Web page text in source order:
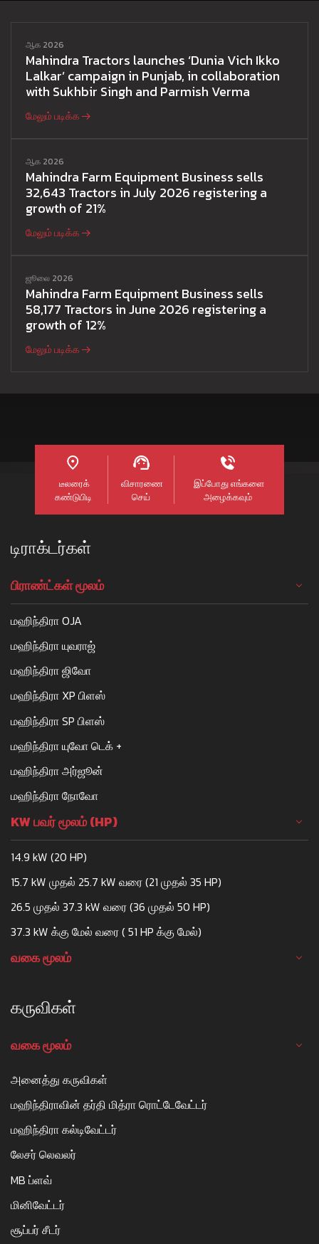
ஆக 2026
Mahindra Tractors launches ‘Dunia Vich Ikko
Lalkar’ campaign in Punjab, in collaboration
with Sukhbir Singh and Parmish Verma
மேலும் படிக்க
ஆக 2026
Mahindra Farm Equipment Business sells
32,643 Tractors in July 2026 registering a
growth of 21%
மேலும் படிக்க
ஜூலை 2026
Mahindra Farm Equipment Business sells
58,177 Tractors in June 2026 registering a
growth of 12%
மேலும் படிக்க
டீலரைக்
கண்டுபிடி
விசாரணை
செய்
இப்போது எங்களை
அழைக்கவும்
டிராக்டர்கள்
பிராண்ட்கள் மூலம்
மஹிந்திரா OJA
மஹிந்திரா யுவராஜ்
மஹிந்திரா ஜிவோ
மஹிந்திரா XP பிளஸ்
மஹிந்திரா SP பிளஸ்
மஹிந்திரா யுவோ டெக் +
மஹிந்திரா அர்ஜூன்
மஹிந்திரா நோவோ
KW பவர் மூலம் (HP)
14.9 kW (20 HP)
15.7 kW முதல் 25.7 kW வரை (21 முதல் 35 HP)
26.5 முதல் 37.3 kW வரை (36 முதல் 50 HP)
37.3 kW க்கு மேல் வரை ( 51 HP க்கு மேல்)
வகை மூலம்
கருவிகள்
வகை மூலம்
அனைத்து கருவிகள்
மஹிந்திராவின் தர்தி மித்ரா ரொட்டேவேட்டர்
மஹிந்திரா கல்டிவேட்டர்
லேசர் லெவலர்
MB ப்ளவ்
மினிவேட்டர்
சூப்பர் சீடர்